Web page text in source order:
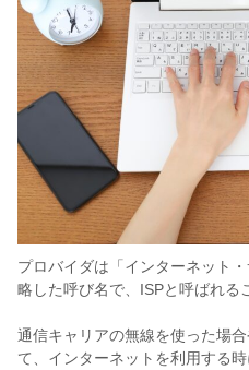
プロバイダは「インターネット
略した呼び名で、ISPと呼ばれる
通信キャリアの無線を使った場
て、インターネットを利用する